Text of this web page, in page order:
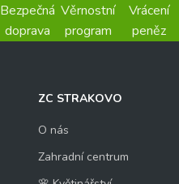
Bezpečná
doprava
Věrnostní
program
Vrácení
peněz
ZC STRAKOVO
O nás
Zahradní centrum